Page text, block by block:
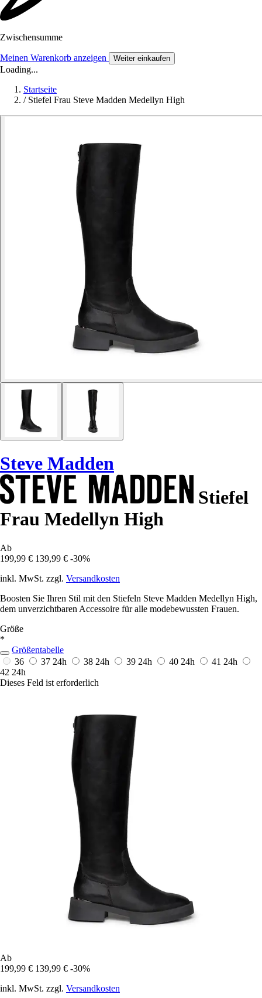
Zwischensumme
Meinen Warenkorb anzeigen Weiter einkaufen
Loading...
Startseite
/ Stiefel Frau Steve Madden Medellyn High
Steve Madden
Stiefel
Frau Medellyn High
Ab
199,99 € 139,99 € -30%
inkl. MwSt. zzgl. Versandkosten
Boosten Sie Ihren Stil mit den Stiefeln Steve Madden Medellyn High,
dem unverzichtbaren Accessoire für alle modebewussten Frauen.
Größe
*
Größentabelle
36
37 24h 38 24h 39 24h 40 24h 41 24h
42 24h
Dieses Feld ist erforderlich
Ab
199,99 € 139,99 € -30%
inkl. MwSt. zzgl. Versandkosten